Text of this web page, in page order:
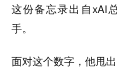
这份备忘录出自xAI
手。
面对这个数字，他甩出